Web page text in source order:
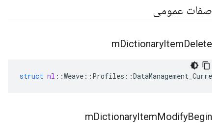
صفات عمومی
mDictionaryItemDelete
struct nl ::Weave :: Profiles ::DataManagement_Current
mDictionaryItemModifyBegin